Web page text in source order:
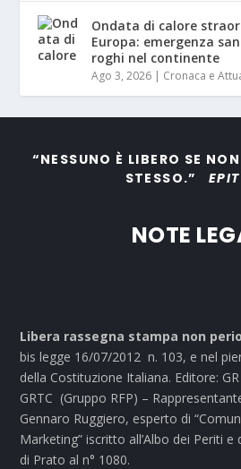
Ondata di calore
Europa: emergenza
roghi nel continente
Ago 3, 2026 | Cronaca e
“NESSUNO È LIBERO SE
STESSO.”
NOTE
Libera rassegna stampa non
bis legge 16/07/2012 n. 103, e nel
della Costituzione Italiana. Editore:
GRTC (Gruppo RFP) –
Gennaro Ruggiero, esperto di
Marketing” iscritto all’Albo dei Periti e
di Prato al n° 1080.